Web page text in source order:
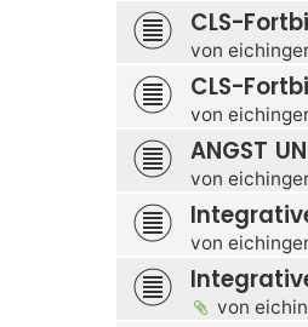
CLS-
von
CLS-
von
ANGST
von
von
von